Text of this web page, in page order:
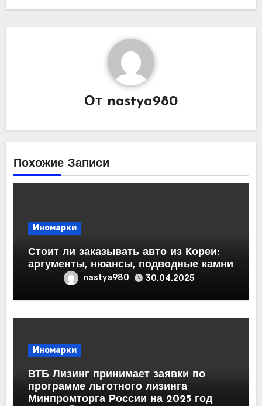
От nastya980
Похожие Записи
Иномарки
Стоит ли заказывать авто из Кореи:
аргументы, нюансы, подводные камни
nastya980 30.04.2025
Иномарки
ВТБ Лизинг принимает заявки по
программе льготного лизинга
Минпромторга России на 2025 год